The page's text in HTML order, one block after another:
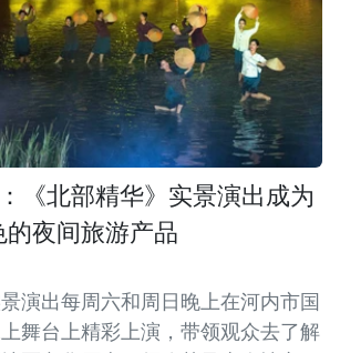
《北部精华》实景演出成为
夜间旅游产品
景演出每周六和周日晚上在河内市国
舞台上精彩上演，带领观众去了解